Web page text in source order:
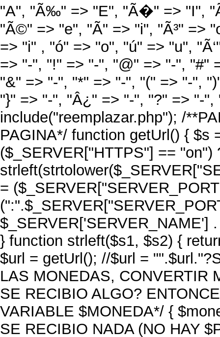
"A", "Ã‰" => "E", "Ã�" => "I",
"Ã©" => "e", "Ã­" => "i", "Ã³" =>
=> "i" , "ó" => "o", "ú" => "u",
=> "-", "!" => "-", "@" => "-", "#"
"&" => "-", "*" => "-", "(" => "-",
"}" => "-", "Â¿" => "-", "?" => "-
include("reemplazar.php"); /
PAGINA*/ function getUrl() { $s
($_SERVER["HTTPS"] ==
=
$_SERVER['SERVER_NAME']
} function strleft($s1, $s2) {
$url = getUrl(); //$url =
LAS MONEDAS, CONVERTIR
SE RECIBIO ALGO?
VARIABLE $MONEDA*/ {
SE RECIBIO NADA (NO HAY